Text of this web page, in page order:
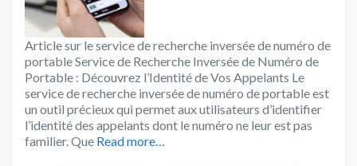
Article sur le service de recherche inversée de numéro de
portable Service de Recherche Inversée de Numéro de
Portable : Découvrez l’Identité de Vos Appelants Le
service de recherche inversée de numéro de portable est
un outil précieux qui permet aux utilisateurs d’identifier
l’identité des appelants dont le numéro ne leur est pas
familier. Que Read more…